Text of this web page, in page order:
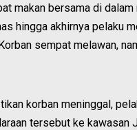
makan bersama di
hingga akhirnya pelaku
sempat melawan,
korban meninggal,
tersebut ke kawasan